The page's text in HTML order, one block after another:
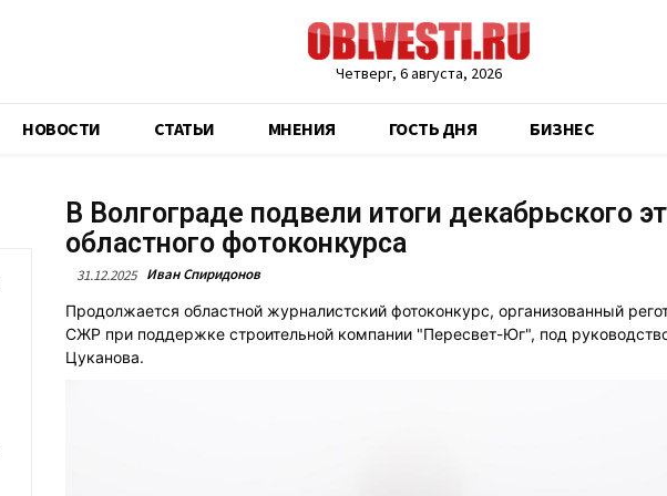
Четверг, 6 августа, 2026
НОВОСТИ CТАТЬИ МНЕНИЯ ГОСТЬ ДНЯ БИЗНЕС
В Волгограде подвели итоги декабрьского
областного фотоконкурса
31.12.2025
Иван Спиридонов
Продолжается областной журналистский фотоконкурс, организованный
СЖР при поддержке строительной компании "Пересвет-Юг", под
Цуканова.